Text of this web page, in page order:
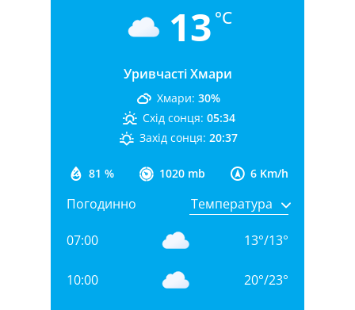
13 °C
Уривчасті Хмари
81 % 1020 mb 6 Km/h
Хмари: 30%
Схід сонця: 05:34
Захід сонця: 20:37
Погодинно
07:00 13°/13°
10:00 20°/23°